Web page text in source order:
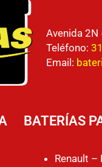
Avenida
Teléfono:
Email:
BATERÍAS
Renault –